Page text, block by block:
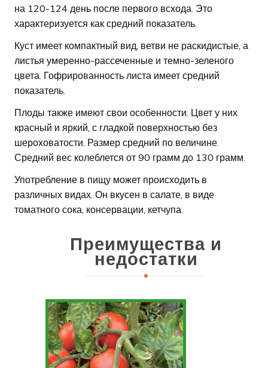
на 120-124 день после первого всхода. Это
характеризуется как средний показатель.
Куст имеет компактный вид, ветви не раскидистые, а
листья умеренно-рассеченные и темно-зеленого
цвета. Гофрированность листа имеет средний
показатель.
Плоды также имеют свои особенности. Цвет у них
красный и яркий, с гладкой поверхностью без
шероховатости. Размер средний по величине.
Средний вес колеблется от 90 грамм до 130 грамм.
Употребление в пищу может происходить в
различных видах. Он вкусен в салате, в виде
томатного сока, консервации, кетчупа.
Преимущества и
недостатки